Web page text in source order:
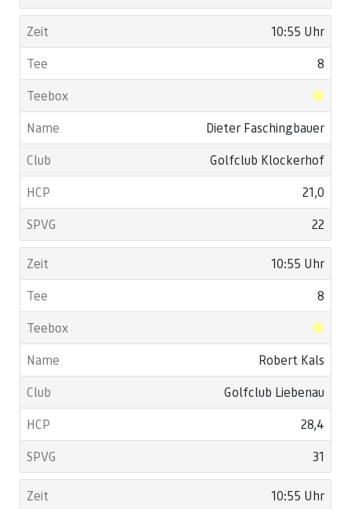
10:55 Uhr
8
Dieter Faschingbauer
Golfclub Klockerhof
21,0
22
10:55 Uhr
8
Robert Kals
Golfclub Liebenau
28,4
31
10:55 Uhr